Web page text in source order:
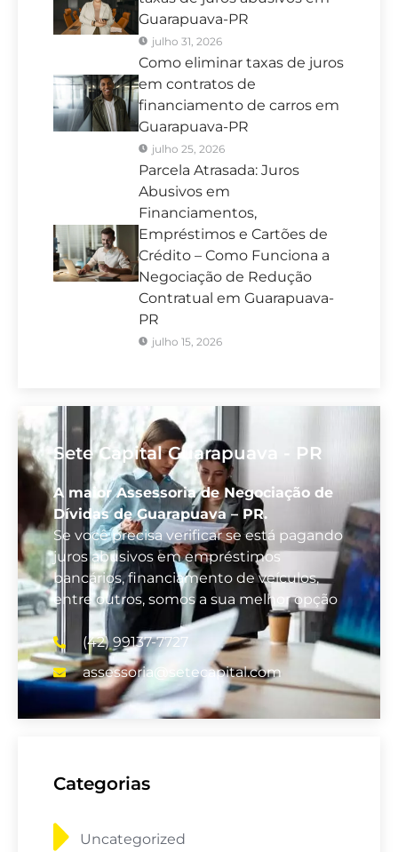
Guarapuava-PR
julho 31, 2026
Como eliminar taxas de juros
em contratos de
financiamento de carros em
Guarapuava-PR
julho 25, 2026
Parcela Atrasada: Juros
Abusivos em
Financiamentos,
Empréstimos e Cartões de
Crédito – Como Funciona a
Negociação de Redução
Contratual em Guarapuava-
PR
julho 15, 2026
Sete Capital Guarapuava - PR
A maior Assessoria de Negociação de
Dívidas de Guarapuava – PR.
Se você precisa verificar se está pagando
juros abusivos em empréstimos
bancários, financiamento de veículos,
entre outros, somos a sua melhor opção
(42) 99137-7727
assessoria@setecapital.com
Categorias
Uncategorized